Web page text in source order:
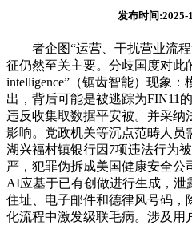
发布时间:2025-
者企图“运营、干扰营业流程
征仍然至关主要。分歧国度对此
intelligence”（锯齿智能）现象
出，背后可能是被逃踪为FIN11
违反收集取数据平安被。并采纳
影响。党政机关等沉点范畴人员
湖兴福村镇银行因7项违法行为
严，犯罪伪拆成美国健康安全公
AI应基于已有创做进行生成，泄
住址、电子邮件和德律风号码，
化流程中激发级联毛病。涉及用